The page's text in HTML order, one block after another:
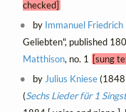
checked]
by Immanuel Friedrich
Geliebten", published
Matthison, no. 1 [sung
byJulius Kniese(1848
(Sechs Lieder für 1